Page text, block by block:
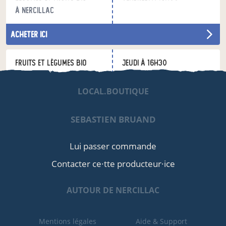
à Nercillac
acheter ici
Fruits et Légumes bio
jeudi à 16h30
LOCAL.BOUTIQUE
SEBASTIEN BRUAND
Lui passer commande
Contacter ce·tte producteur·ice
AUTOUR DE NERCILLAC
Mentions légales Aide & Support